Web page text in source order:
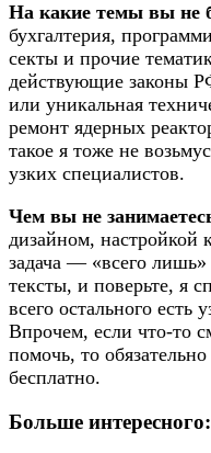
На какие темы вы не
бухгалтерия,
секты и прочие
действующие законы
или уникальная
ремонт ядерных
такое я тоже не
узких специалистов.
Чем вы не
дизайном, настройкой
задача — «всего
тексты, и поверьте, я
всего остального есть
Впрочем, если что-то
помочь, то
бесплатно.
Больше интересного: